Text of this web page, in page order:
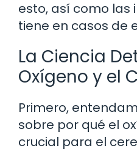
esto, así como las
tiene en casos de
La Ciencia
Oxígeno y el
Primero,
sobre por qué el
crucial para el